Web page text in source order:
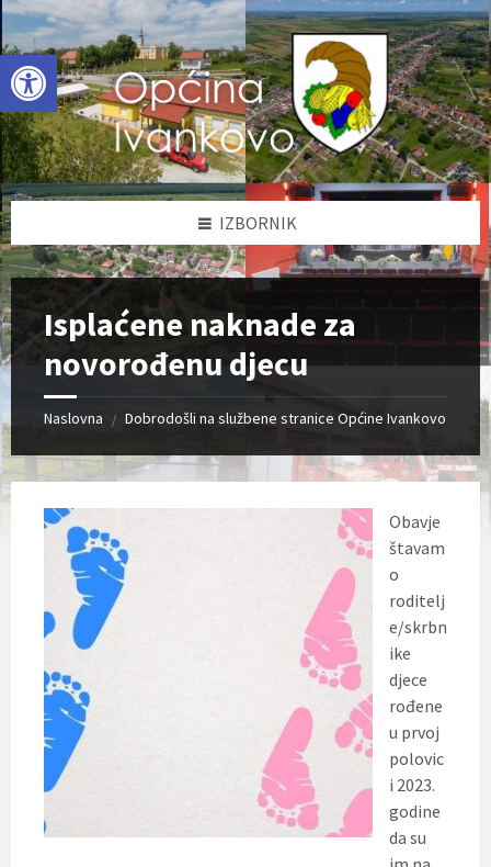
Open toolbar
Skip
to
content
Skip
to
left
sidebar
Skip
to
footer
IZBORNIK
Isplaćene naknade za
novorođenu djecu
Naslovna / Dobrodošli na službene stranice Općine Ivankovo
Obavje
štavam
o
roditelj
e/skrbn
ike
djece
rođene
u prvoj
polovic
i 2023.
godine
da su